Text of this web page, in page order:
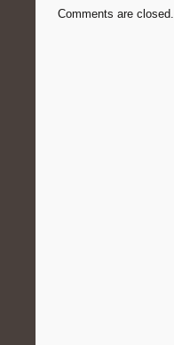
Comments are closed.